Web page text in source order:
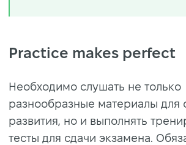
Practice makes perfect
Необходимо слушать не только
разнообразные материалы для
развития, но и выполнять
тесты для сдачи экзамена.